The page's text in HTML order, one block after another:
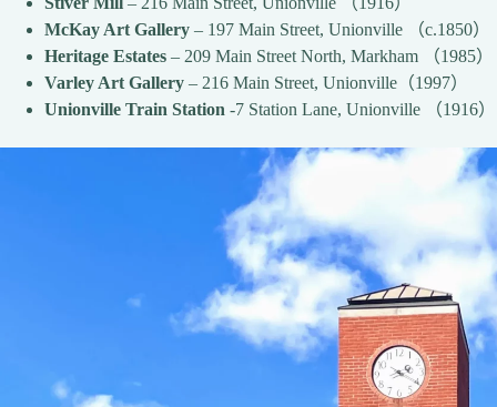
McKay Art Gallery – 197 Main Street, Unionville （c.1850）
Heritage Estates – 209 Main Street North, Markham （1985）
Varley Art Gallery – 216 Main Street, Unionville（1997）
Unionville Train Station -7 Station Lane, Unionville （1916）